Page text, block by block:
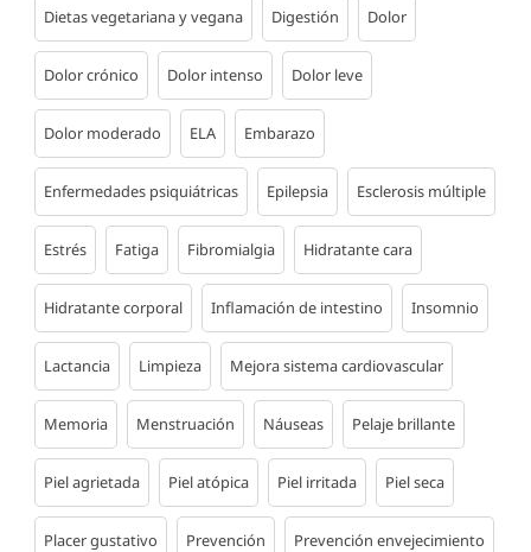
Dietas vegetariana y vegana Digestión Dolor
Dolor crónico Dolor intenso Dolor leve
Dolor moderado ELA Embarazo
Enfermedades psiquiátricas Epilepsia Esclerosis múltiple
Estrés Fatiga Fibromialgia Hidratante cara
Hidratante corporal Inflamación de intestino Insomnio
Lactancia Limpieza Mejora sistema cardiovascular
Memoria Menstruación Náuseas Pelaje brillante
Piel agrietada Piel atópica Piel irritada Piel seca
Placer gustativo Prevención Prevención envejecimiento